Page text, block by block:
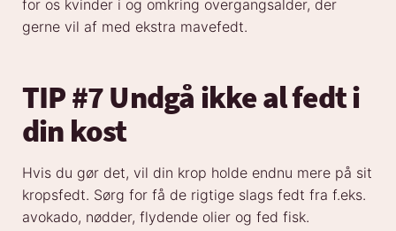
for os kvinder i og omkring overgangsalder, der
gerne vil af med ekstra mavefedt.
TIP #7 Undgå ikke al fedt i
din kost
Hvis du gør det, vil din krop holde endnu mere på sit
kropsfedt. Sørg for få de rigtige slags fedt fra f.eks.
avokado, nødder, flydende olier og fed fisk.